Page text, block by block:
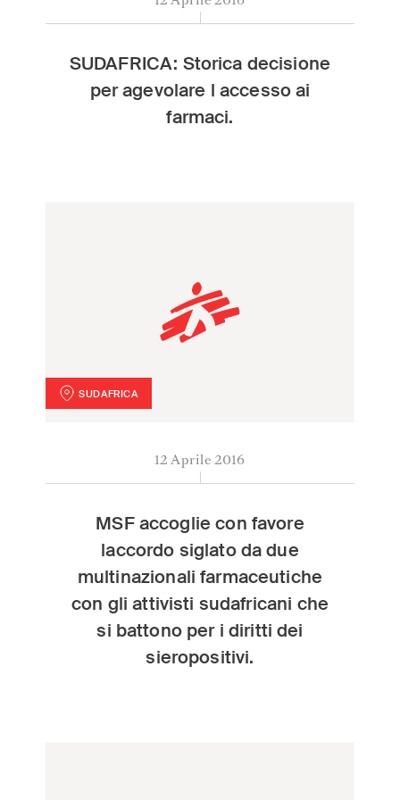
SUDAFRICA: Storica decisione
per agevolare l accesso ai
farmaci.
SUDAFRICA
12 Aprile 2016
MSF accoglie con favore
laccordo siglato da due
multinazionali farmaceutiche
con gli attivisti sudafricani che
si battono per i diritti dei
sieropositivi.